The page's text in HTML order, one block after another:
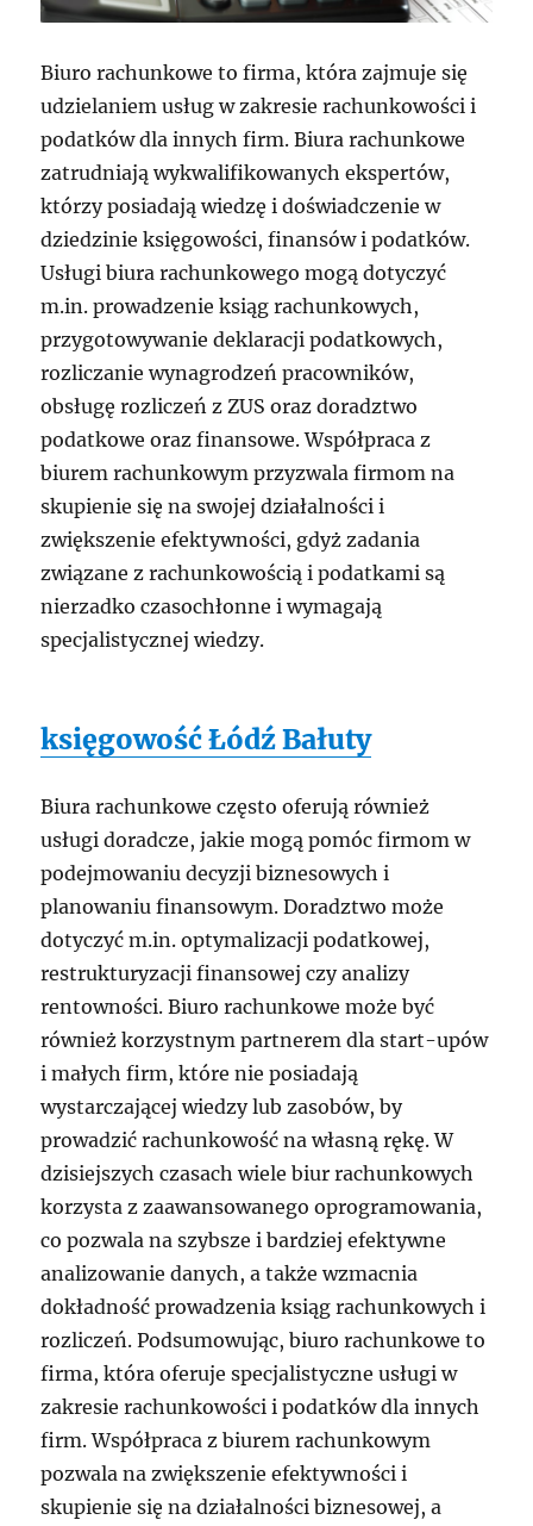
Biuro rachunkowe to firma, która zajmuje się
udzielaniem usług w zakresie rachunkowości i
podatków dla innych firm. Biura rachunkowe
zatrudniają wykwalifikowanych ekspertów,
którzy posiadają wiedzę i doświadczenie w
dziedzinie księgowości, finansów i podatków.
Usługi biura rachunkowego mogą dotyczyć
m.in. prowadzenie ksiąg rachunkowych,
przygotowywanie deklaracji podatkowych,
rozliczanie wynagrodzeń pracowników,
obsługę rozliczeń z ZUS oraz doradztwo
podatkowe oraz finansowe. Współpraca z
biurem rachunkowym przyzwala firmom na
skupienie się na swojej działalności i
zwiększenie efektywności, gdyż zadania
związane z rachunkowością i podatkami są
nierzadko czasochłonne i wymagają
specjalistycznej wiedzy.
księgowość Łódź Bałuty
Biura rachunkowe często oferują również
usługi doradcze, jakie mogą pomóc firmom w
podejmowaniu decyzji biznesowych i
planowaniu finansowym. Doradztwo może
dotyczyć m.in. optymalizacji podatkowej,
restrukturyzacji finansowej czy analizy
rentowności. Biuro rachunkowe może być
również korzystnym partnerem dla start-upów
i małych firm, które nie posiadają
wystarczającej wiedzy lub zasobów, by
prowadzić rachunkowość na własną rękę. W
dzisiejszych czasach wiele biur rachunkowych
korzysta z zaawansowanego oprogramowania,
co pozwala na szybsze i bardziej efektywne
analizowanie danych, a także wzmacnia
dokładność prowadzenia ksiąg rachunkowych i
rozliczeń. Podsumowując, biuro rachunkowe to
firma, która oferuje specjalistyczne usługi w
zakresie rachunkowości i podatków dla innych
firm. Współpraca z biurem rachunkowym
pozwala na zwiększenie efektywności i
skupienie się na działalności biznesowej, a